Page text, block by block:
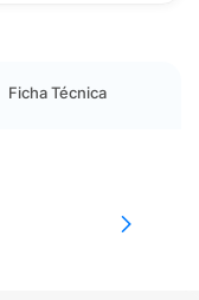
Ficha Técnica